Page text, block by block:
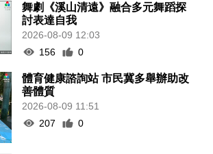
舞劇《溪山清遠》融合多元舞蹈探
討表達自我
2026-08-09 12:03
156
0
體育健康諮詢站 市民冀多舉辦助改
善體質
2026-08-09 11:51
207
0